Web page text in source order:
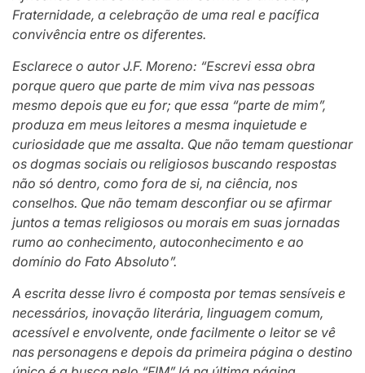
Fraternidade, a celebração de uma real e pacífica
convivência entre os diferentes.
Esclarece o autor J.F. Moreno: “Escrevi essa obra
porque quero que parte de mim viva nas pessoas
mesmo depois que eu for; que essa “parte de mim”,
produza em meus leitores a mesma inquietude e
curiosidade que me assalta. Que não temam questionar
os dogmas sociais ou religiosos buscando respostas
não só dentro, como fora de si, na ciência, nos
conselhos. Que não temam desconfiar ou se afirmar
juntos a temas religiosos ou morais em suas jornadas
rumo ao conhecimento, autoconhecimento e ao
domínio do Fato Absoluto”.
A escrita desse livro é composta por temas sensíveis e
necessários, inovação literária, linguagem comum,
acessível e envolvente, onde facilmente o leitor se vê
nas personagens e depois da primeira página o destino